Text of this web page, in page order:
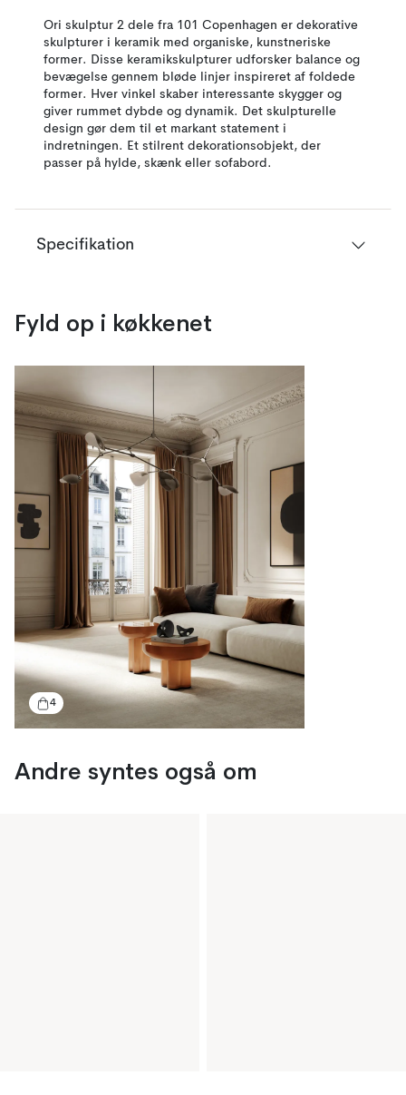
Ori skulptur 2 dele fra 101 Copenhagen er dekorative
skulpturer i keramik med organiske, kunstneriske
former. Disse keramikskulpturer udforsker balance og
bevægelse gennem bløde linjer inspireret af foldede
former. Hver vinkel skaber interessante skygger og
giver rummet dybde og dynamik. Det skulpturelle
design gør dem til et markant statement i
indretningen. Et stilrent dekorationsobjekt, der
passer på hylde, skænk eller sofabord.
Specifikation
Fyld op i køkkenet
4
Andre syntes også om